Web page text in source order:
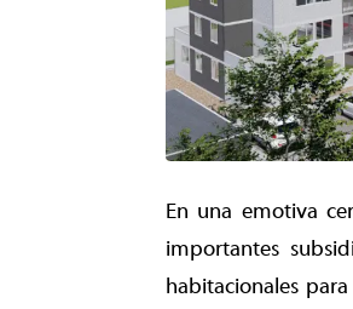
En una emotiva
importantes
habitacionales